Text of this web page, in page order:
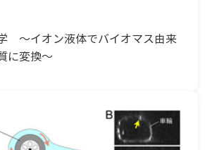
～イオン液体でバイオマス由来
に変換～